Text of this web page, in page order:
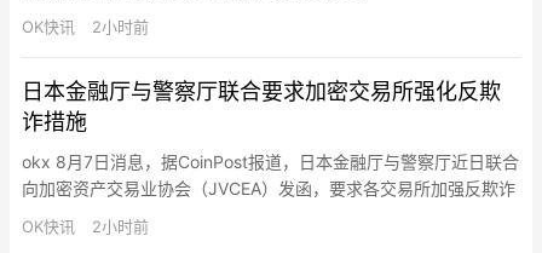
OK快讯 2小时前
日本金融厅与警察厅联合要求加密交易所强化反欺
诈措施
okx 8月7日消息，据CoinPost报道，日本金融厅与警察厅近日联合
向加密资产交易业协会（JVCEA）发函，要求各交易所加强反欺诈
措施。此次要请共提出11项具体要求，包括提款地址需事先登记、
强化交易监控、开户时严格核对身份证明文件，以及在用户存入法
OK快讯 2小时前